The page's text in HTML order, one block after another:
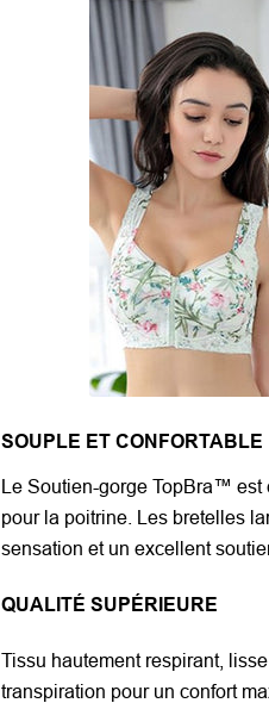
SOUPLE ET CONFORTABLE
Le Soutien-gorge TopBra™
pour la poitrine. Les bretelles
sensation et un excellent
QUALITÉ SUPÉRIEURE
Tissu hautement respirant,
transpiration pour un confort